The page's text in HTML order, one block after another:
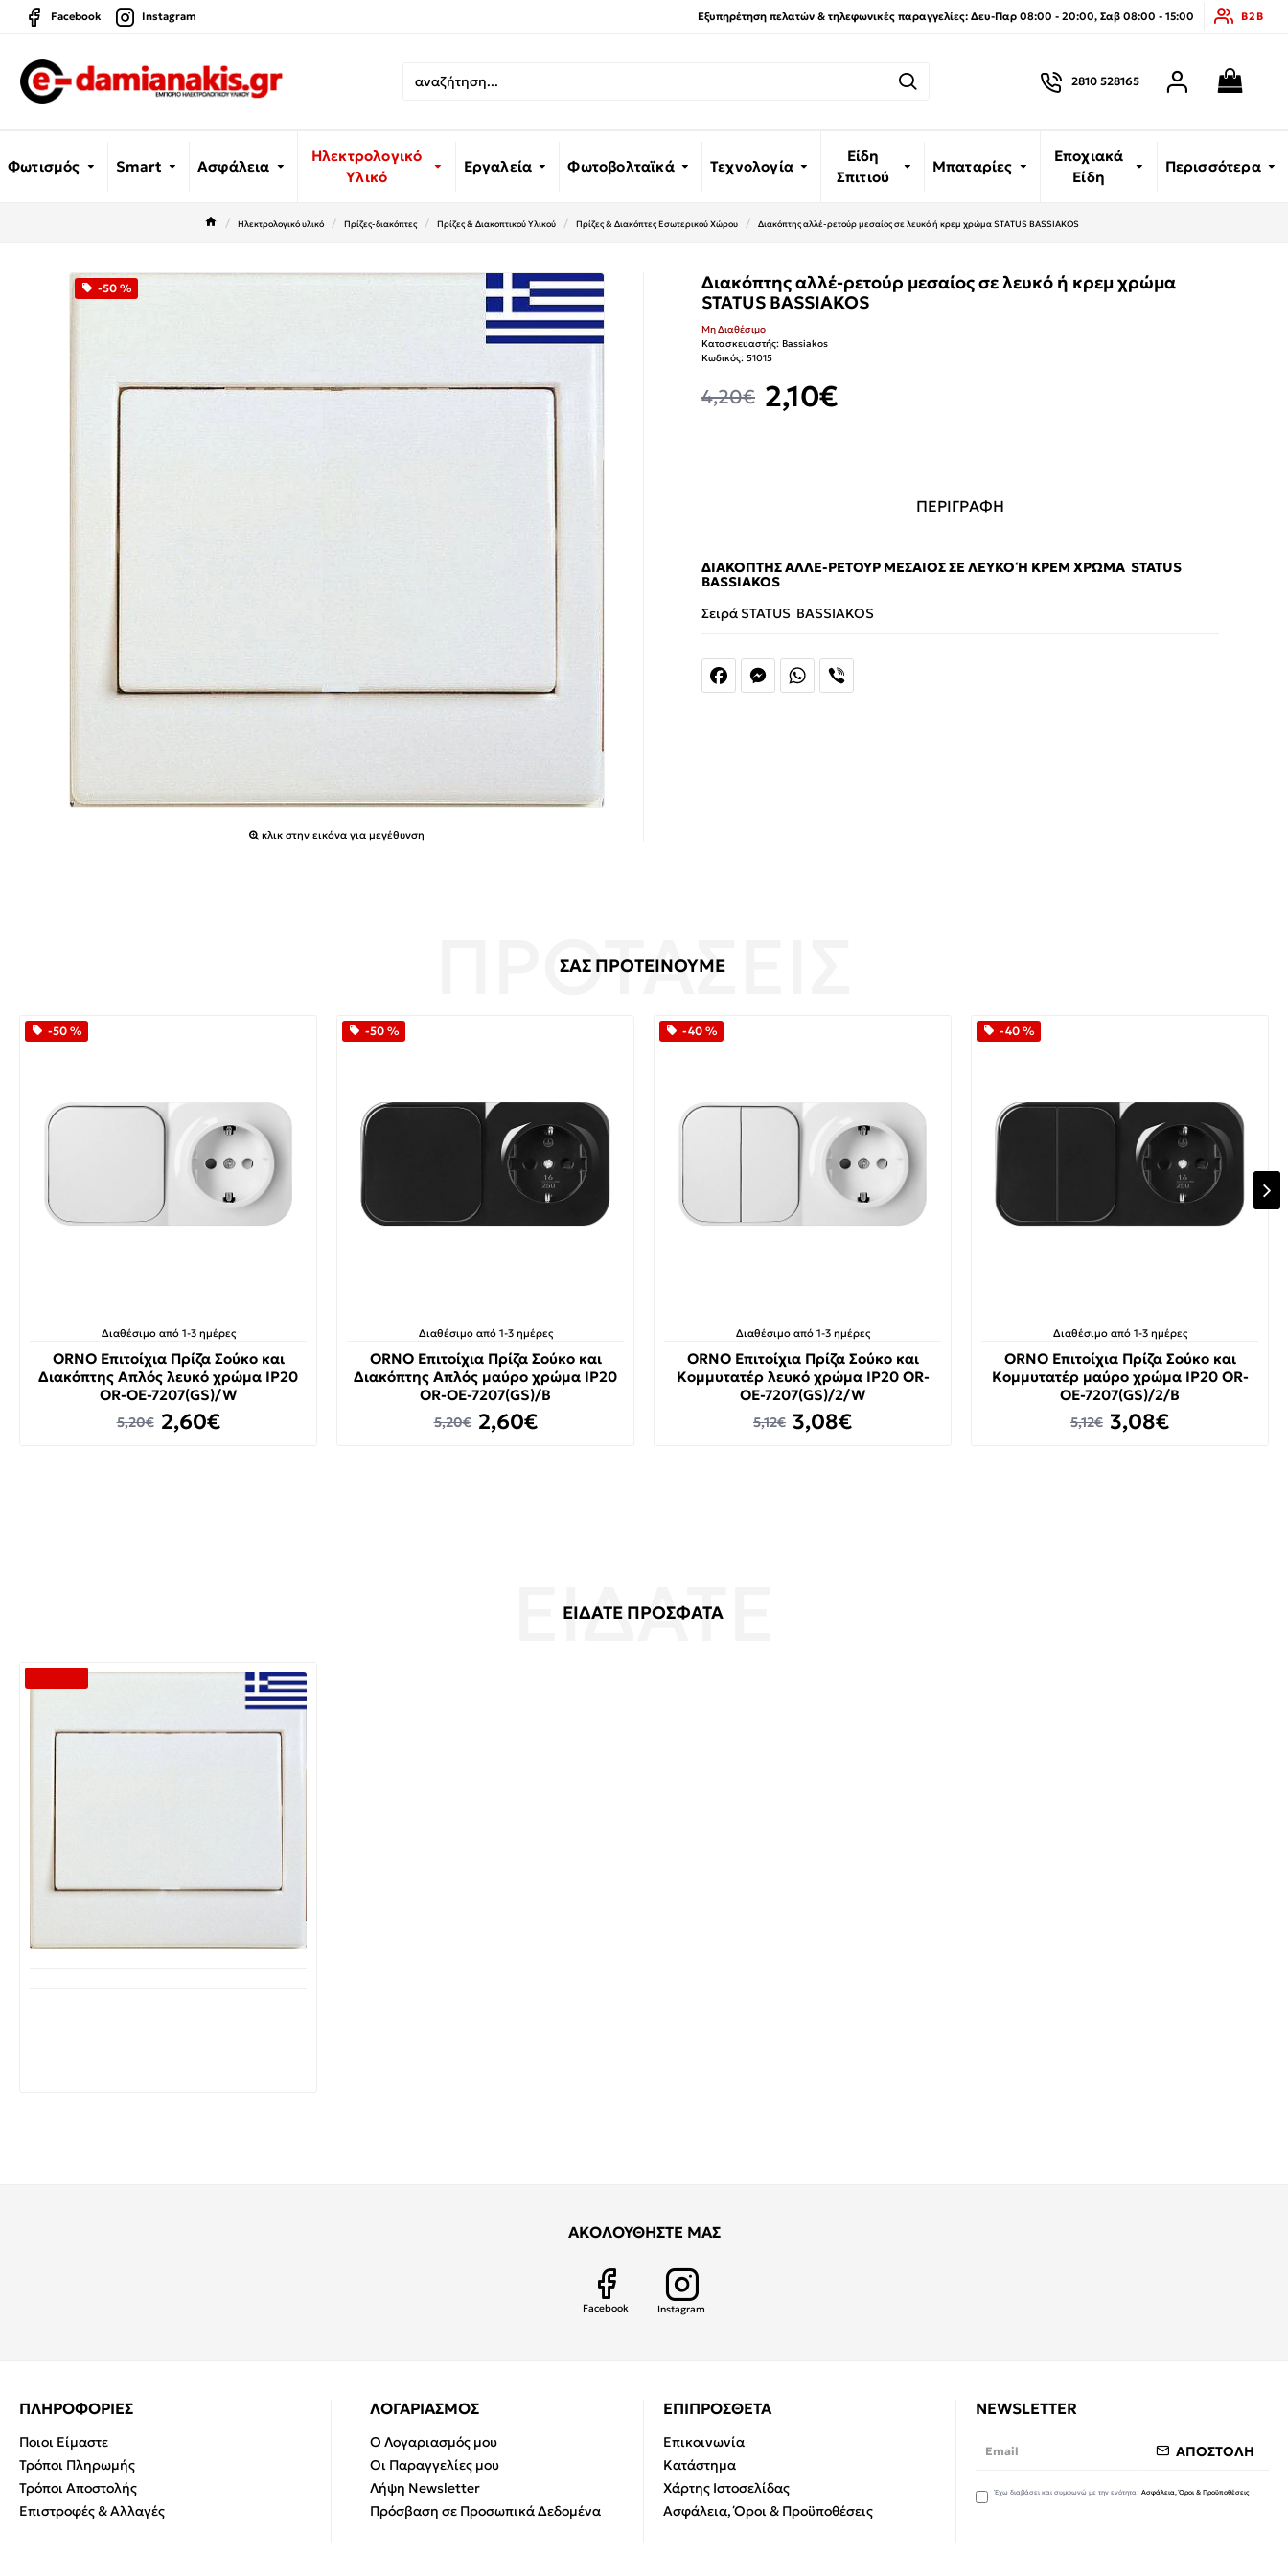
Facebook Instagram Εξυπηρέτηση πελατών & τηλεφωνικές παραγγελίες: Δευ-Παρ 08:00 - 20:00, Σαβ 08:00 - 15:00 B2B
2810 528165
Φωτισμός Smart Ασφάλεια
Ηλεκτρολογικό
Υλικό
Εργαλεία Φωτοβολταϊκά Τεχνολογία
Είδη
Σπιτιού
Μπαταρίες
Εποχιακά
Είδη
Περισσότερα
Ηλεκτρολογικό υλικό Πρίζες-διακόπτες Πρίζες & Διακοπτικού Υλικού Πρίζες & Διακόπτες Εσωτερικού Χώρου Διακόπτης αλλέ-ρετούρ μεσαίος σε λευκό ή κρεμ χρώμα STATUS BASSIAKOS
-50 %
κλικ στην εικόνα για μεγέθυνση
Διακόπτης αλλέ-ρετούρ μεσαίος σε λευκό ή κρεμ χρώμα
STATUS BASSIAKOS
2,10€
4,20€
Μη Διαθέσιμο
Κατασκευαστής: Bassiakos
Κωδικός: 51015
FacebookMessengerWhatsApp
ΠΕΡΙΓΡΑΦΗ
ΔΙΑΚΌΠΤΗΣ ΑΛΛΈ-ΡΕΤΟΎΡ ΜΕΣΑΊΟΣ ΣΕ ΛΕΥΚΌ Ή ΚΡΕΜ ΧΡΏΜΑ STATUS B
ASSIAKOS
Σειρά STATUS BASSIAKOS
ΣΑΣ ΠΡΟΤΕΙΝΟΥΜΕ
-50 %
Διαθέσιμο από 1-3 ημέρες
ORNO Επιτοίχια Πρίζα Σούκο και
Διακόπτης Απλός λευκό χρώμα IP20
OR-OE-7207(GS)/W
2,60€
5,20€
-50 %
Διαθέσιμο από 1-3 ημέρες
ORNO Επιτοίχια Πρίζα Σούκο και
Διακόπτης Απλός μαύρο χρώμα IP20
OR-OE-7207(GS)/B
2,60€
5,20€
-40 %
Διαθέσιμο από 1-3 ημέρες
ORNO Επιτοίχια Πρίζα Σούκο και
Κομμυτατέρ λευκό χρώμα IP20 OR-
OE-7207(GS)/2/W
3,08€
5,12€
-40 %
Διαθέσιμο από 1-3 ημέρες
ORNO Επιτοίχια Πρίζα Σούκο και
Κομμυτατέρ μαύρο χρώμα IP20 OR-
OE-7207(GS)/2/B
3,08€
5,12€
ΕΙΔΑΤΕ ΠΡΟΣΦΑΤΑ
ΑΚΟΛΟΥΘΗΣΤΕ ΜΑΣ
Facebook Instagram
ΠΛΗΡΟΦΟΡΙΕΣ
Ποιοι Είμαστε
Τρόποι Πληρωμής
Τρόποι Αποστολής
Επιστροφές & Αλλαγές
ΛΟΓΑΡΙΑΣΜΟΣ
Ο Λογαριασμός μου
Οι Παραγγελίες μου
Λήψη Newsletter
Πρόσβαση σε Προσωπικά Δεδομένα
ΕΠΙΠΡΟΣΘΕΤΑ
Επικοινωνία
Κατάστημα
Χάρτης Ιστοσελίδας
Ασφάλεια, Όροι & Προϋποθέσεις
NEWSLETTER
ΑΠΟΣΤΟΛΗ
Έχω διαβάσει και συμφωνώ με την ενότητα Ασφάλεια, Όροι & Προϋποθέσεις